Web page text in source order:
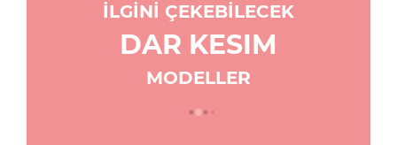
İLGİNİ ÇEKEBİLECEK
DAR KESIM
MODELLER